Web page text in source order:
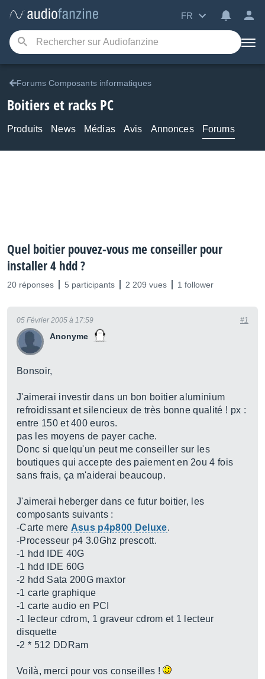
FR
Forums Composants informatiques
Boitiers et racks PC
Produits News Médias Avis Annonces Forums
Quel boitier pouvez-vous me conseiller pour
installer 4 hdd ?
20 réponses 5 participants 2 209 vues 1 follower
Anonyme
05 Février 2005 à 17:59 #1
Bonsoir,
J'aimerai investir dans un bon boitier aluminium
refroidissant et silencieux de très bonne qualité ! px :
entre 150 et 400 euros.
pas les moyens de payer cache.
Donc si quelqu'un peut me conseiller sur les
boutiques qui accepte des paiement en 2ou 4 fois
sans frais, ça m'aiderai beaucoup.
J'aimerai heberger dans ce futur boitier, les
composants suivants :
-Carte mere Asus p4p800 Deluxe.
-Processeur p4 3.0Ghz prescott.
-1 hdd IDE 40G
-1 hdd IDE 60G
-2 hdd Sata 200G maxtor
-1 carte graphique
-1 carte audio en PCI
-1 lecteur cdrom, 1 graveur cdrom et 1 lecteur
disquette
-2 * 512 DDRam
Voilà, merci pour vos conseilles !